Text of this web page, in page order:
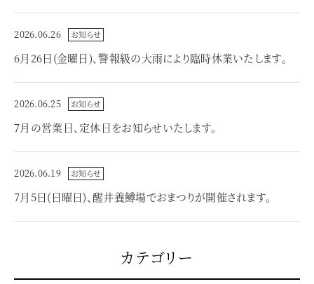
2026.06.26 お知らせ
6月26日(金曜日)、警報級の大雨により臨時休業いたします。
2026.06.25 お知らせ
7月の営業日、定休日をお知らせいたします。
2026.06.19 お知らせ
7月5日(日曜日)、醒井養鱒場でおまつりが開催されます。
カテゴリー